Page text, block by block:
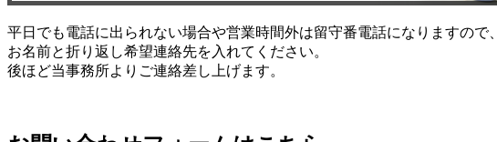
平日でも電話に出られない場合や営業時間外は留守番電話になりますので、
お名前と折り返し希望連絡先を入れてください。
後ほど当事務所よりご連絡差し上げます。